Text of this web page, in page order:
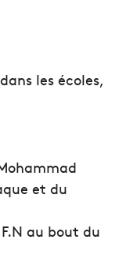
les écoles,
et du
au bout du